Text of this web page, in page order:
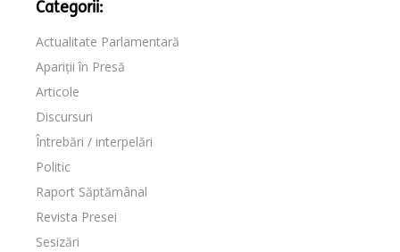
Categorii:
Actualitate Parlamentară
Apariții în Presă
Articole
Discursuri
Întrebări / interpelări
Politic
Raport Săptămânal
Revista Presei
Sesizări